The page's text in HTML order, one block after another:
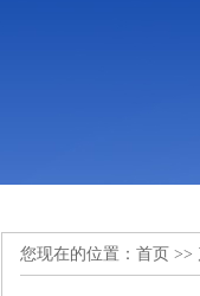
您现在的位置： 首页 >>